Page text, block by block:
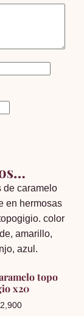
topo
x20
2,900